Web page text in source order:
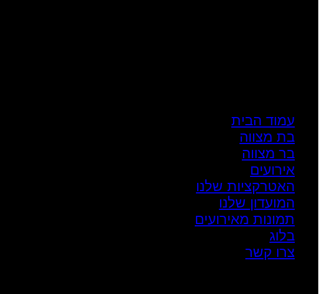
עמוד הבית
בת מצווה
בר מצווה
אירועים
האטרקציות שלנו
המועדון שלנו
תמונות מאירועים
בלוג
צרו קשר